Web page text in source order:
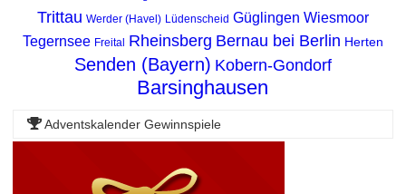
Trittau Werder (Havel) Lüdenscheid Güglingen Wiesmoor
Tegernsee Freital Rheinsberg Bernau bei Berlin Herten
Senden (Bayern) Kobern-Gondorf
Barsinghausen
Adventskalender Gewinnspiele